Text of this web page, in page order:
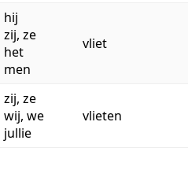
hij
zij, ze
het
men
vliet
zij, ze
wij, we
jullie
vlieten